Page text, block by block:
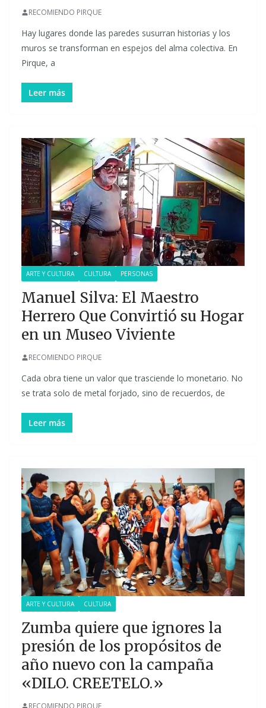
RECOMIENDO PIRQUE
Hay lugares donde las paredes susurran historias y los
muros se transforman en espejos del alma colectiva. En
Pirque, a
Leer más
ARTE Y CULTURA CULTURA PERSONAS
Manuel Silva: El Maestro
Herrero Que Convirtió su Hogar
en un Museo Viviente
RECOMIENDO PIRQUE
Cada obra tiene un valor que trasciende lo monetario. No
se trata solo de metal forjado, sino de recuerdos, de
Leer más
ARTE Y CULTURA CULTURA
Zumba quiere que ignores la
presión de los propósitos de
año nuevo con la campaña
«DILO. CREETELO.»
RECOMIENDO PIRQUE